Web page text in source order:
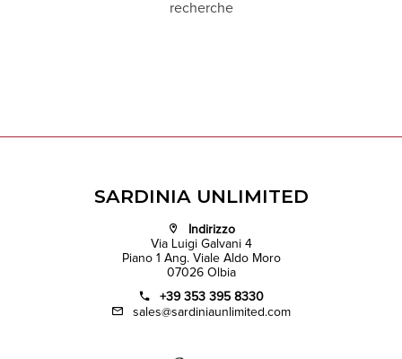
recherche
SARDINIA UNLIMITED
Indirizzo
Via Luigi Galvani 4
Piano 1 Ang. Viale Aldo Moro
07026 Olbia
+39 353 395 8330
sales@sardiniaunlimited.com